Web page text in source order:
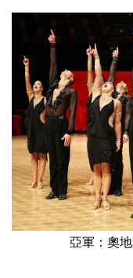
亞軍：奧